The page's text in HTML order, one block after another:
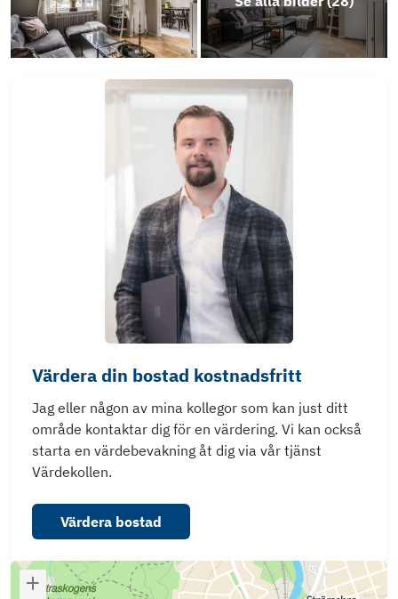
Värdera din bostad kostnadsfritt
Jag eller någon av mina kollegor som kan just ditt
område kontaktar dig för en värdering. Vi kan också
starta en värdebevakning åt dig via vår tjänst
Värdekollen.
Värdera bostad